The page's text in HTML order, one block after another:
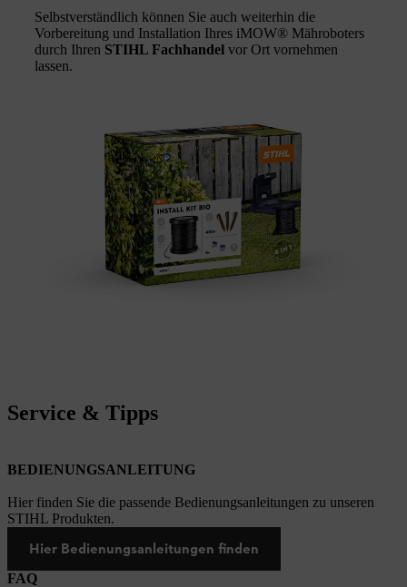
Selbstverständlich können Sie auch weiterhin die
Vorbereitung und Installation Ihres iMOW® Mähroboters
durch Ihren STIHL Fachhandel vor Ort vornehmen
lassen.
Service & Tipps
BEDIENUNGSANLEITUNG
Hier finden Sie die passende Bedienungsanleitungen zu unseren
STIHL Produkten.
Hier Bedienungsanleitungen finden
FAQ